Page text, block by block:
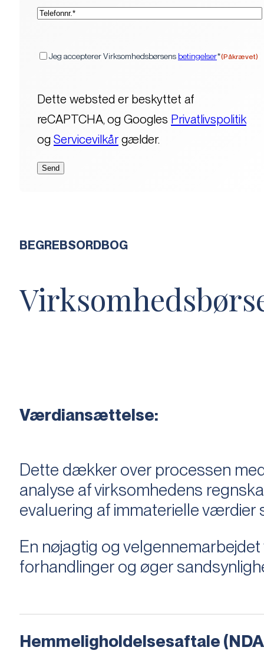
Telefon*
Jeg accepterer Virksomhedsbørsens betingelser*(Påkrævet)
Dette websted er beskyttet af
reCAPTCHA, og Googles Privatlivspolitik
og Servicevilkårgælder.
BEGREBSORDBOG
Værdiansættelse:
Dette dækker over processen
analyse af virksomhedens
evaluering af immaterielle
En nøjagtig og
forhandlinger og øger
Hemmeligholdelsesaftale